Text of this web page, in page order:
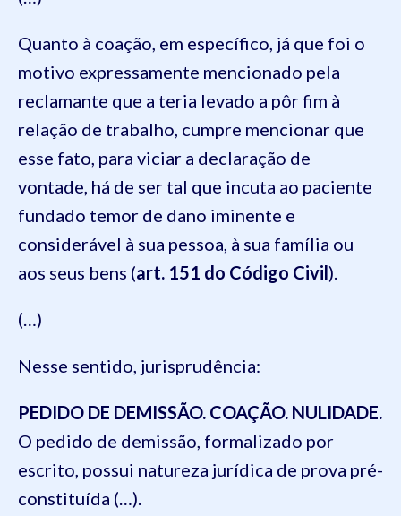
Quanto à coação, em específico, já que foi o
motivo expressamente mencionado pela
reclamante que a teria levado a pôr fim à
relação de trabalho, cumpre mencionar que
esse fato, para viciar a declaração de
vontade, há de ser tal que incuta ao paciente
fundado temor de dano iminente e
considerável à sua pessoa, à sua família ou
aos seus bens (art. 151 do Código Civil).
(…)
Nesse sentido, jurisprudência:
PEDIDO DE DEMISSÃO. COAÇÃO. NULIDADE.
O pedido de demissão, formalizado por
escrito, possui natureza jurídica de prova pré-
constituída (…).